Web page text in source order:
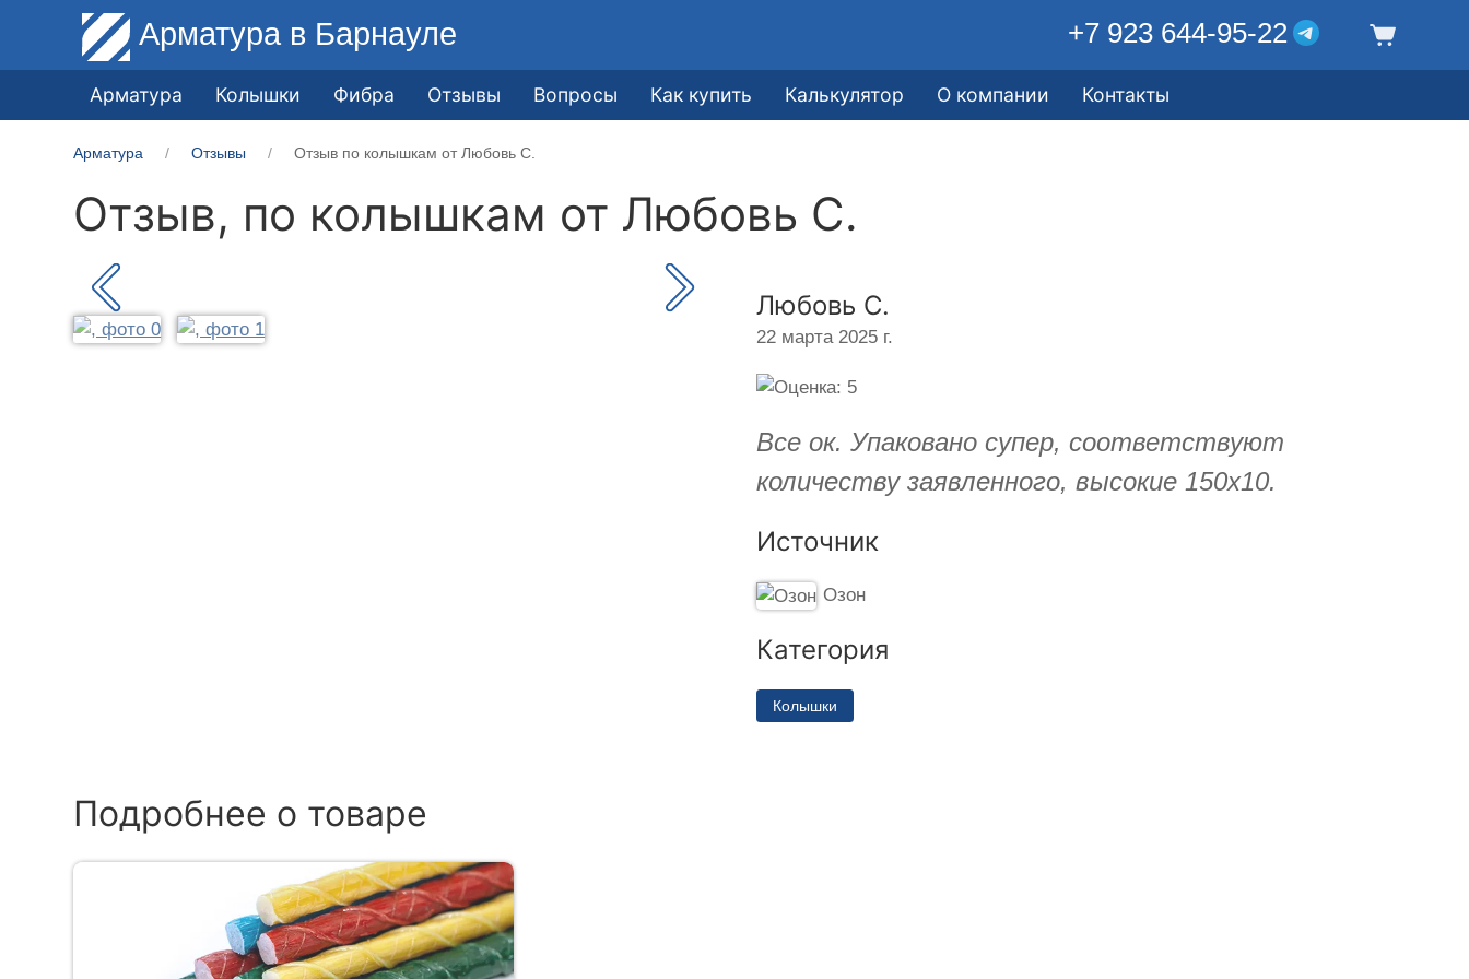
Арматура в Барнауле +7 923 644-95-22
Арматура Колышки Фибра Отзывы Вопросы Как купить Калькулятор О компании Контакты
Арматура Отзывы Отзыв по колышкам от Любовь С.
Отзыв, по колышкам от Любовь С.
Любовь С.
22 марта 2025 г.
Все ок. Упаковано супер, соответствуют
количеству заявленного, высокие 150х10.
Источник
Озон
Категория
Колышки
Подробнее о товаре